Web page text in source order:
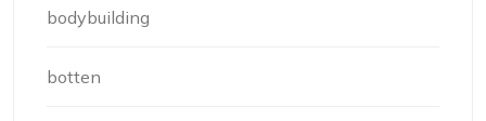
bodybuilding
botten